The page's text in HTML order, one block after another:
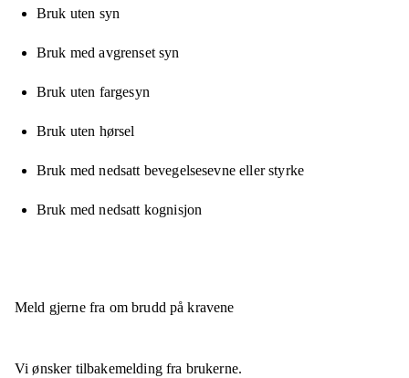
Bruk uten syn
Bruk med avgrenset syn
Bruk uten fargesyn
Bruk uten hørsel
Bruk med nedsatt bevegelsesevne eller styrke
Bruk med nedsatt kognisjon
Meld gjerne fra om brudd på kravene
Vi ønsker tilbakemelding fra brukerne.